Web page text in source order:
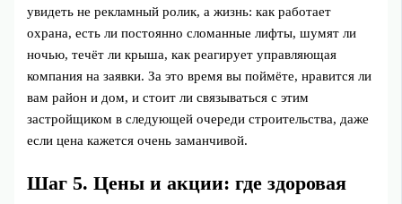
увидеть не рекламный ролик, а жизнь: как работает
охрана, есть ли постоянно сломанные лифты, шумят ли
ночью, течёт ли крыша, как реагирует управляющая
компания на заявки. За это время вы поймёте, нравится ли
вам район и дом, и стоит ли связываться с этим
застройщиком в следующей очереди строительства, даже
если цена кажется очень заманчивой.
Шаг 5. Цены и акции: где здоровая